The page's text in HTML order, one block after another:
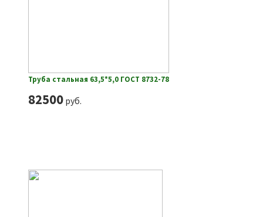
Труба стальная 63,5*5,0 ГОСТ 8732-78
82500руб.